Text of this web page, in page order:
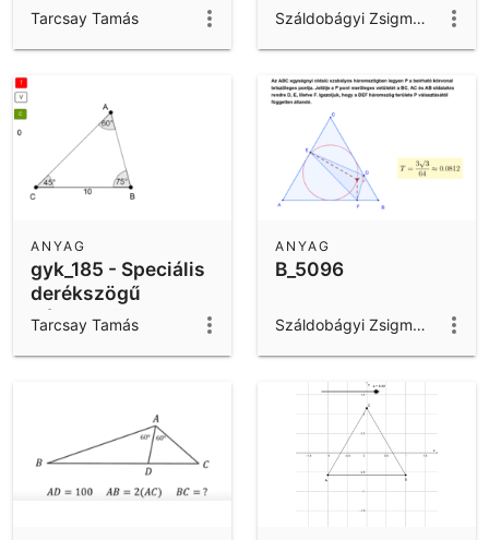
Tarcsay Tamás Száldobágyi Zsigmond
gyk_185 - Speciális
derékszögű
háromszögek
ANYAG
Tarcsay Tamás
B_5096
ANYAG
Száldobágyi Zsigmond